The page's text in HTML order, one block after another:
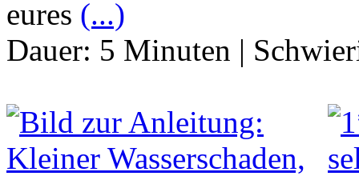
eures (...)
Dauer: 5 Minuten |